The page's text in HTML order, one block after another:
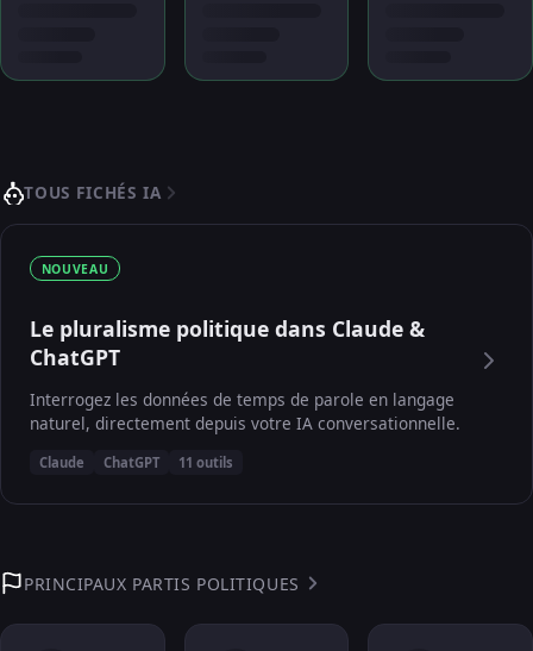
TOUS FICHÉS IA
NOUVEAU
Le pluralisme politique dans Claude &
ChatGPT
Interrogez les données de temps de parole en langage
naturel, directement depuis votre IA conversationnelle.
Claude ChatGPT 11 outils
PRINCIPAUX PARTIS POLITIQUES